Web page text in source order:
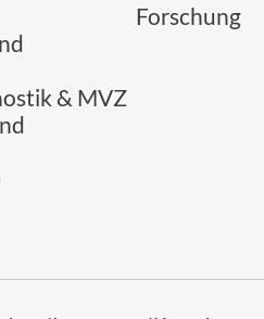
Forschung
& MVZ